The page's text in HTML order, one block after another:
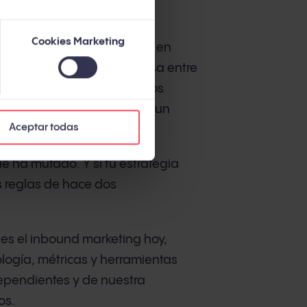
Cookies Marketing
Aceptar todas
las búsquedas en Google en
ChatGPT procesa entre
2025, independiente). Y los
antes de hablar con un
ha mutado. Y si tu estrategia
reglas de hace dos
el inbound marketing hoy,
métricas y herramientas
y de nuestra